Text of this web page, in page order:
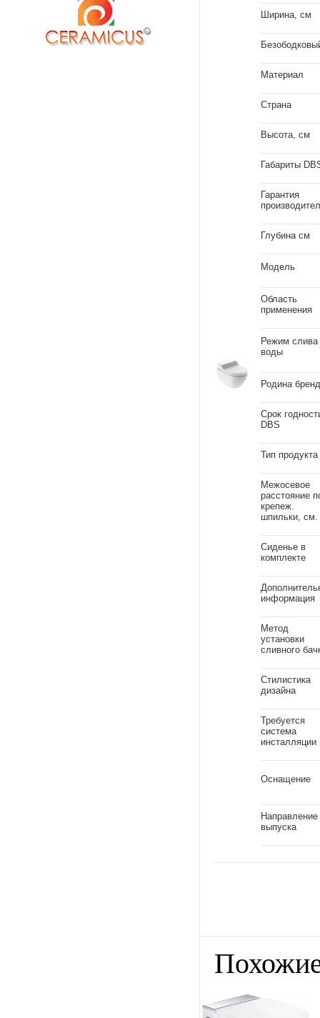
Ширина, см
Материал
Страна
Высота, см
Габариты
Гарантия
Глубина см
Модель
Область
применения
Режим слива
воды
Родина
Срок
DBS
Тип продукта
Межосевое
расстояние
крепеж.
шпильки, см.
Сиденье в
комплекте
информация
Метод
установки
сливного
Стилистика
дизайна
Требуется
система
инсталляции
Оснащение
Направление
выпуска